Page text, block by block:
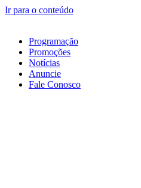
Ir para o conteúdo
Programação
Promoções
Notícias
Anuncie
Fale Conosco